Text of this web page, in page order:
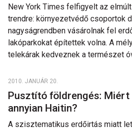
New York Times felfigyelt az
trendre: környezetvédő csoportok
nagyságrendben vásárolnak fel
lakóparkokat építettek volna. A
telekárak kedveznek a természet
2010. JANUÁR 20.
Pusztító földrengés: Miért
annyian Haitin?
A szisztematikus erdőirtás miatt